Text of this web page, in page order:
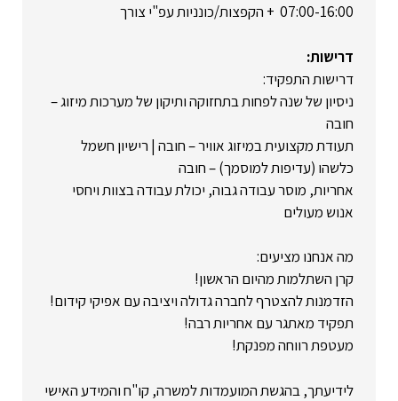
07:00-16:00 + הקפצות/כונניות עפ"י צורך
דרישות:
דרישות התפקיד:
ניסיון של שנה לפחות בתחזוקה ותיקון של מערכות מיזוג –
חובה
תעודת מקצועית במיזוג אוויר – חובה | רישיון חשמל
כלשהו (עדיפות למוסמך) – חובה
אחריות, מוסר עבודה גבוה, יכולת עבודה בצוות ויחסי
אנוש מעולים
מה אנחנו מציעים:
קרן השתלמות מהיום הראשון!
הזדמנות להצטרף לחברה גדולה ויציבה עם אפיקי קידום!
תפקיד מאתגר עם אחריות רבה!
מעטפת רווחה מפנקת!
לידיעתך, בהגשת המועמדות למשרה, קו"ח והמידע האישי